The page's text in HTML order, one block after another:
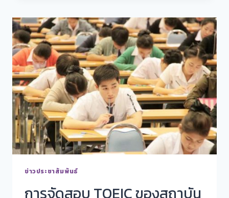
ข่าวประชาสัมพันธ์
การจัดสอบ TOEIC ของสถาบัน